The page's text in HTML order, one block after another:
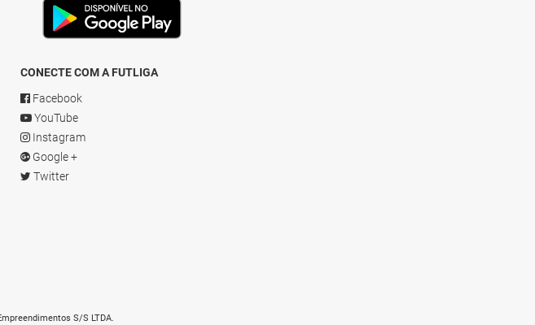
CONECTE COM A FUTLIGA
Facebook
YouTube
Instagram
Google +
Twitter
S/S LTDA.